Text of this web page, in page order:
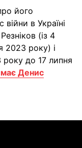
його
в Україні
(із 4
2023 року) і
до 17 липня
Денис